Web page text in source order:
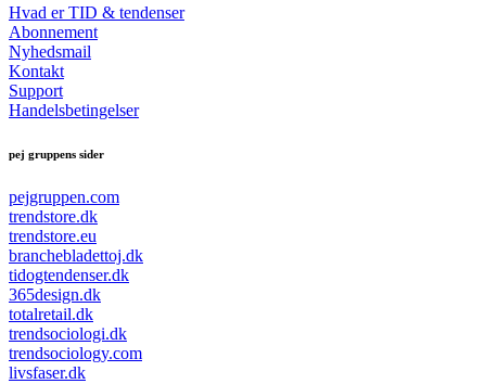
Hvad er TID & tendenser
Abonnement
Nyhedsmail
Kontakt
Support
Handelsbetingelser
pej gruppens sider
pejgruppen.com
trendstore.dk
trendstore.eu
branchebladettoj.dk
tidogtendenser.dk
365design.dk
totalretail.dk
trendsociologi.dk
trendsociology.com
livsfaser.dk